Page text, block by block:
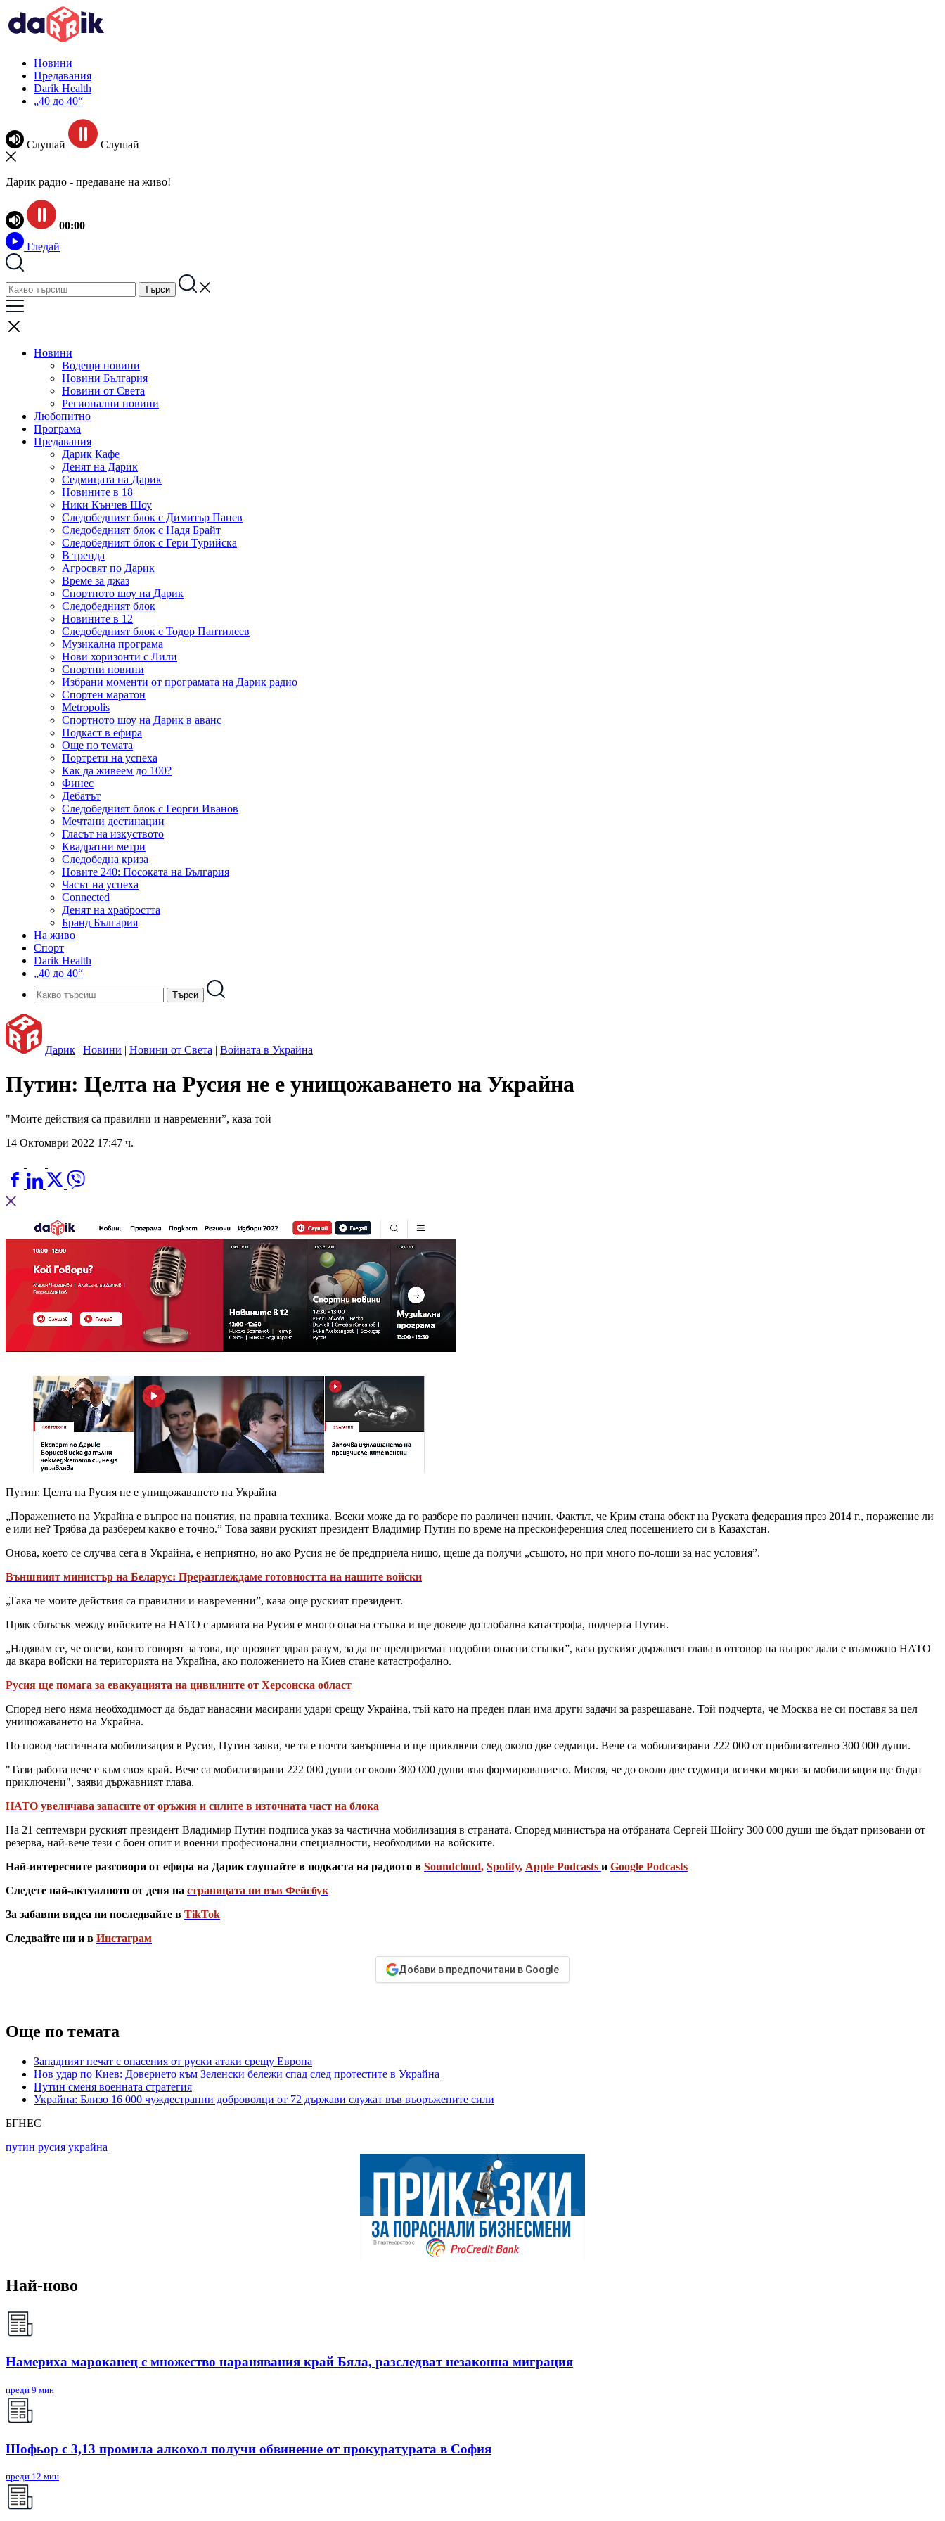
Новини
Предавания
Darik Health
„40 до 40“
Слушай Слушай
Дарик радио - предаване на живо!
00:00
Гледай
Новини
Водещи новини
Новини България
Новини от Света
Регионални новини
Любопитно
Програма
Предавания
Дарик Кафе
Денят на Дарик
Седмицата на Дарик
Новините в 18
Ники Кънчев Шоу
Следобедният блок с Димитър Панев
Следобедният блок с Надя Брайт
Следобедният блок с Гери Турийска
В тренда
Агросвят по Дарик
Време за джаз
Спортното шоу на Дарик
Следобедният блок
Новините в 12
Следобедният блок с Тодор Пантилеев
Музикална програма
Нови хоризонти с Лили
Спортни новини
Избрани моменти от програмата на Дарик радио
Спортен маратон
Metropolis
Спортното шоу на Дарик в аванс
Подкаст в ефира
Още по темата
Портрети на успеха
Как да живеем до 100?
Финес
Дебатът
Следобедният блок с Георги Иванов
Мечтани дестинации
Гласът на изкуството
Квадратни метри
Следобедна криза
Новите 240: Посоката на България
Часът на успеха
Connected
Денят на храбростта
Бранд България
На живо
Спорт
Darik Health
„40 до 40“
Дарик | Новини | Новини от Света | Войната в Украйна
Путин: Целта на Русия не е унищожаването на Украйна
"Моите действия са правилни и навременни”, каза той
14 Октомври 2022 17:47 ч.
Путин: Целта на Русия не е унищожаването на Украйна
„Поражението на Украйна е въпрос на понятия, на правна техника. Всеки може да го разбере по различен начин. Фактът, че Крим стана обект на Руската федерация през 2014 г., поражение ли
е или не? Трябва да разберем какво е точно.” Това заяви руският президент Владимир Путин по време на пресконференция след посещението си в Казахстан.
Онова, което се случва сега в Украйна, е неприятно, но ако Русия не бе предприела нищо, щеше да получи „същото, но при много по-лоши за нас условия”.
Външният министър на Беларус: Преразглеждаме готовността на нашите войски
„Така че моите действия са правилни и навременни”, каза още руският президент.
Пряк сблъсък между войските на НАТО с армията на Русия е много опасна стъпка и ще доведе до глобална катастрофа, подчерта Путин.
„Надявам се, че онези, които говорят за това, ще проявят здрав разум, за да не предприемат подобни опасни стъпки”, каза руският държавен глава в отговор на въпрос дали е възможно НАТО
да вкара войски на територията на Украйна, ако положението на Киев стане катастрофално.
Русия ще помага за евакуацията на цивилните от Херсонска област
Според него няма необходимост да бъдат нанасяни масирани удари срещу Украйна, тъй като на преден план има други задачи за разрешаване. Той подчерта, че Москва не си поставя за цел
унищожаването на Украйна.
По повод частичната мобилизация в Русия, Путин заяви, че тя е почти завършена и ще приключи след около две седмици. Вече са мобилизирани 222 000 от приблизително 300 000 души.
"Тази работа вече е към своя край. Вече са мобилизирани 222 000 души от около 300 000 души във формированието. Мисля, че до около две седмици всички мерки за мобилизация ще бъдат
приключени", заяви държавният глава.
НАТО увеличава запасите от оръжия и силите в източната част на блока
На 21 септември руският президент Владимир Путин подписа указ за частична мобилизация в страната. Според министъра на отбраната Сергей Шойгу 300 000 души ще бъдат призовани от
резерва, най-вече тези с боен опит и военни професионални специалности, необходими на войските.
Най-интересните разговори от ефира на Дарик слушайте в подкаста на радиото в Soundcloud, Spotify, Apple Podcasts и Google Podcasts
Следете най-актуалното от деня на страницата ни във Фейсбук
За забавни видеа ни последвайте в TikTok
Следвайте ни и в Инстаграм
Добави в предпочитани в Google
Още по темата
Западният печат с опасения от руски атаки срещу Европа
Нов удар по Киев: Доверието към Зеленски бележи спад след протестите в Украйна
Путин сменя военната стратегия
Украйна: Близо 16 000 чуждестранни доброволци от 72 държави служат във въоръжените сили
БГНЕС
путин русия украйна
Най-ново
Намериха мароканец с множество наранявания край Бяла, разследват незаконна миграция
преди 9 мин
Шофьор с 3,13 промила алкохол получи обвинение от прокуратурата в София
преди 12 мин